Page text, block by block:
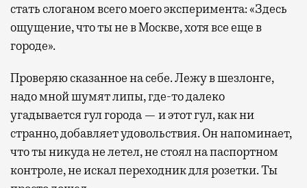
стать слоганом всего моего эксперимента: «Здесь
ощущение, что ты не в Москве, хотя все еще в
городе».
Проверяю сказанное на себе. Лежу в шезлонге,
надо мной шумят липы, где-то далеко
угадывается гул города — и этот гул, как ни
странно, добавляет удовольствия. Он напоминает,
что ты никуда не летел, не стоял на паспортном
контроле, не искал переходник для розетки. Ты